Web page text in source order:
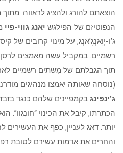
הוצאתם להורג ולהציג לראווה.
הנפוטיזם של הפילגש יאנג גווי-פיי
ג’וּ-יְוֵּאנְגָ’אנְג, על מינוי קרובים של
רשמיים. במקביל עשה מאמצים
תוך הגבלתם של מִשתים רשמיים
(נוסחה שאותה יאמצו מנהיגים
ג’ינפּינג בקמפיינים שלהם כנגד
הכתרתו, קיבל את הכינוי “חונְגְווּ”.
יותר. דאג לעניין, כפף את העשירים
והחרים את אדמות עשירם לטובת